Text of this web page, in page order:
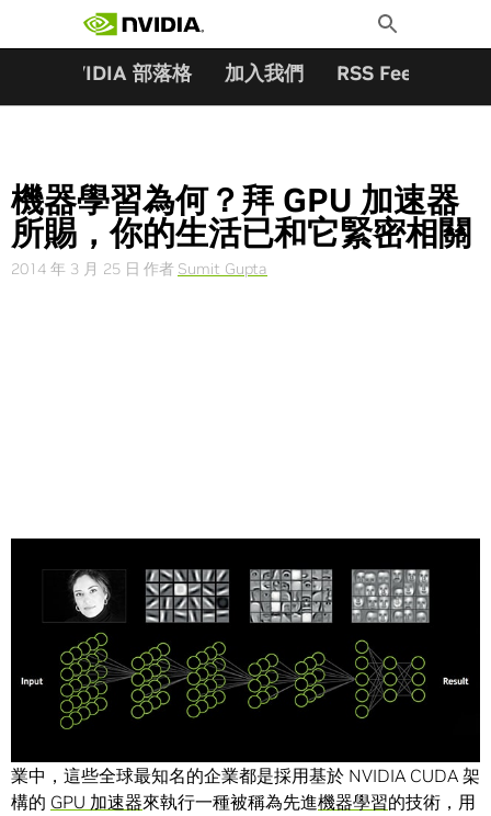
Toggle
Search
NVIDIA 部落格 加入我們 RSS Feeds
機器學習為何？拜 GPU 加速器
所賜，你的生活已和它緊密相關
2014 年 3 月 25 日 作者 Sumit Gupta
Share
業中，這些全球最知名的企業都是採用基於 NVIDIA CUDA 架
構的 GPU 加速器來執行一種被稱為先進機器學習的技術，用